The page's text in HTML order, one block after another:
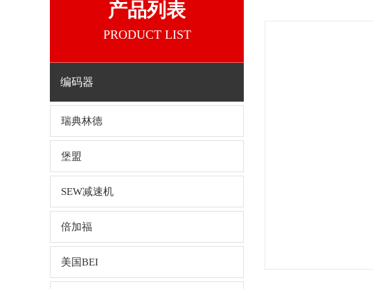
产品列表
PRODUCT LIST
编码器
瑞典林德
堡盟
SEW减速机
倍加福
美国BEI